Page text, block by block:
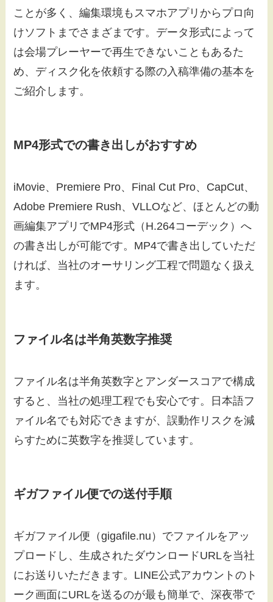
ことが多く、編集環境もスマホアプリからプロ向
けソフトまでさまざまです。データ形式によって
は会場プレーヤーで再生できないこともあるた
め、ディスク化を依頼する際の入稿準備の基本を
ご紹介します。
MP4形式での書き出しがおすすめ
iMovie、Premiere Pro、Final Cut Pro、CapCut、
Adobe Premiere Rush、VLLOなど、ほとんどの動
画編集アプリでMP4形式（H.264コーデック）へ
の書き出しが可能です。MP4で書き出していただ
ければ、当社のオーサリング工程で問題なく扱え
ます。
ファイル名は半角英数字推奨
ファイル名は半角英数字とアンダースコアで構成
すると、当社の処理工程でも安心です。日本語フ
ァイル名でも対応できますが、誤動作リスクを減
らすために英数字を推奨しています。
ギガファイル便での送付手順
ギガファイル便（gigafile.nu）でファイルをアッ
プロードし、生成されたダウンロードURLを当社
にお送りいただきます。LINE公式アカウントのト
ーク画面にURLを送るのが最も簡単で、深夜帯で